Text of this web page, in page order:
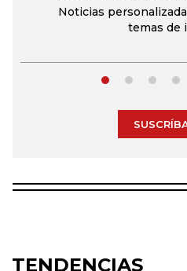
Noticias
temas de
TENDENCIAS